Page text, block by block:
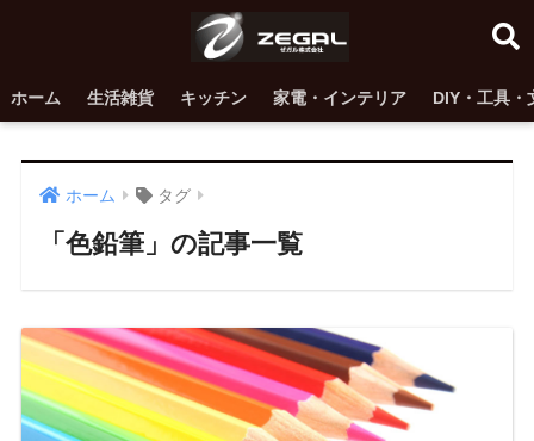
ホーム 生活雑貨 キッチン 家電・インテリア DIY・工具・
ホーム タグ
「色鉛筆」の記事一覧